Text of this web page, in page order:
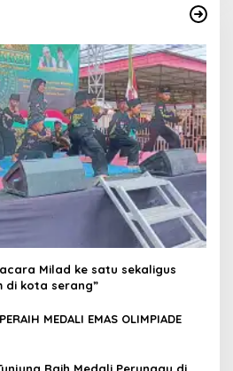
Milad ke satu sekaligus
di kota serang”
MEDALI EMAS OLIMPIADE